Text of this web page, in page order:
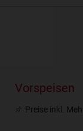
Vorspeisen
Preise inkl.